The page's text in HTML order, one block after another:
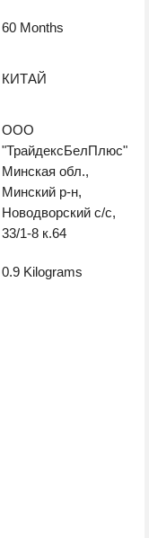
60 Months
КИТАЙ
ООО
"ТрайдексБелПлюс"
Минская обл.,
Минский р-н,
Новодворский с/с,
33/1-8 к.64
0.9 Kilograms